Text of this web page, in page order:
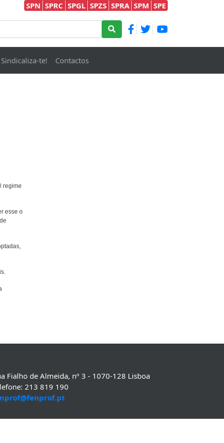
SPN SPRC SPGL SPZS SPRA SPM SPE
Sindicaliza-te! Contactos
regime
esse o
Fialho de Almeida, nº 3 - 1070-128 Lisboa
213 819 190